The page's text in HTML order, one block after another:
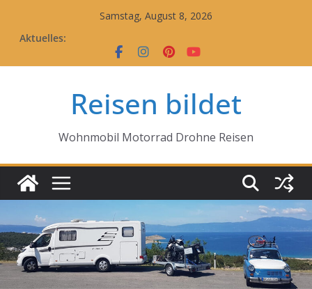
Samstag, August 8, 2026
Aktuelles:
Reisen bildet
Wohnmobil Motorrad Drohne Reisen